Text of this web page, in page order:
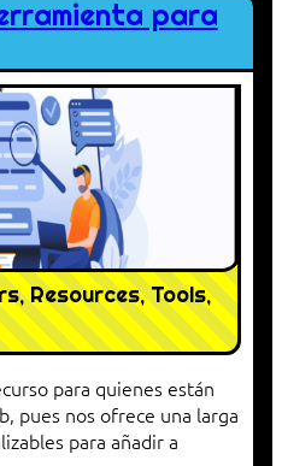
para
Resources, Tools,
para quienes están
pues nos ofrece una larga
para añadir a